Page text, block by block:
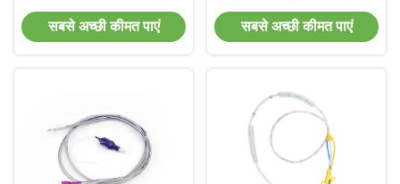
सक्शन ट्यूब
सबसे अच्छी कीमत पाएं
ISO13485 स्वीकृति
सबसे अच्छी कीमत पाएं